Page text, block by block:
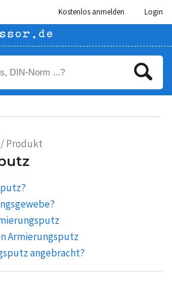
Kostenlos anmelden Login
Produkt
Armierungsputz
angebracht?